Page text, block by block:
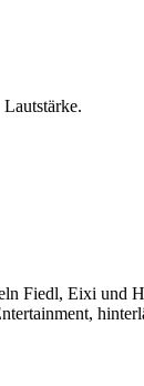
Fiedl, Eixi und